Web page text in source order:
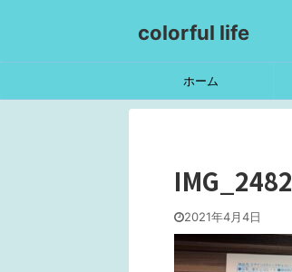
colorful life
ホーム
IMG_2482
2021年4月4日